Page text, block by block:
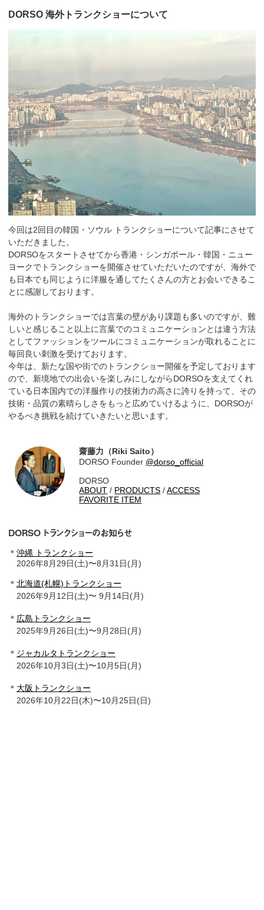
DORSO 海外トランクショーについて
今回は2回目の韓国・ソウル トランクショーについて記事にさせて
いただきました。
DORSOをスタートさせてから香港・シンガポール・韓国・ニュー
ヨークでトランクショーを開催させていただいたのですが、海外で
も日本でも同じように洋服を通してたくさんの方とお会いできるこ
とに感謝しております。
海外のトランクショーでは言葉の壁があり課題も多いのですが、難
しいと感じること以上に言葉でのコミュニケーションとは違う方法
としてファッションをツールにコミュニケーションが取れることに
毎回良い刺激を受けております。
今年は、新たな国や街でのトランクショー開催を予定しております
ので、新境地での出会いを楽しみにしながらDORSOを支えてくれ
ている日本国内での洋服作りの技術力の高さに誇りを持って、その
技術・品質の素晴らしさをもっと広めていけるように、DORSOが
やるべき挑戦を続けていきたいと思います。
齋藤力（Riki Saito）
DORSO Founder @dorso_official
DORSO
ABOUT / PRODUCTS /ACCESS
FAVORITE ITEM
DORSO トランクショーのお知らせ
＊ 沖縄 トランクショー
2026年8月29日(土)〜8月31日(月)
＊ 北海道(札幌)トランクショー
2026年9月12日(土)〜 9月14日(月)
＊ 広島トランクショー
2025年9月26日(土)〜9月28日(月)
＊ ジャカルタトランクショー
2026年10月3日(土)〜10月5日(月)
＊ 大阪トランクショー
2026年10月22日(木)〜10月25日(日)